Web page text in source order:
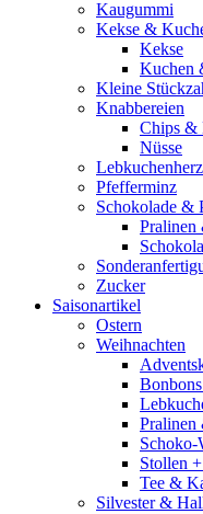
Kaugummi
Kekse &
Kekse
Kuchen
Kleine
Knabbereien
Chips &
Nüsse
Pfefferminz
Schokolade &
Zucker
Saisonartikel
Ostern
Weihnachten
Pralinen
Schoko-
Stollen
Tee &
Silvester &